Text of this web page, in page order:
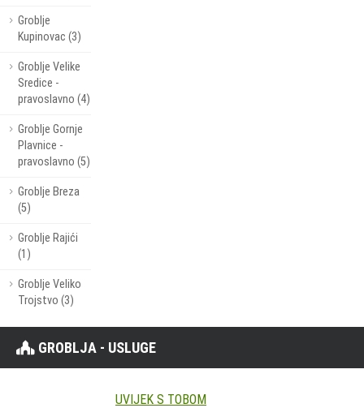
Groblje
Kupinovac (3)
Groblje Velike
Sredice -
pravoslavno (4)
Groblje Gornje
Plavnice -
pravoslavno (5)
Groblje Breza
(5)
Groblje Rajići
(1)
Groblje Veliko
Trojstvo (3)
GROBLJA - USLUGE
UVIJEK S TOBOM